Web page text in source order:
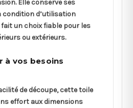
Elle conserve ses
condition d’utilisation
fait un choix fiable pour les
ou extérieurs.
à vos besoins
de découpe, cette toile
effort aux dimensions